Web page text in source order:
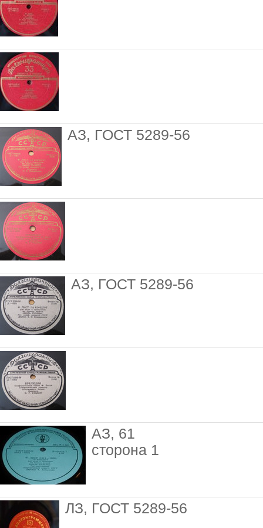
АЗ, ГОСТ 5289-56
АЗ, ГОСТ 5289-56
АЗ, 61
сторона 1
ЛЗ, ГОСТ 5289-56